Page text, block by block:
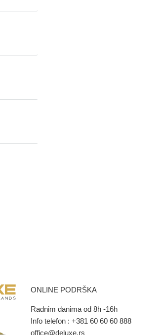
ONLINE PODRŠKA
Radnim danima od 8h -16h
Info telefon :+381 60 60 60 888
office@deluxe.rs